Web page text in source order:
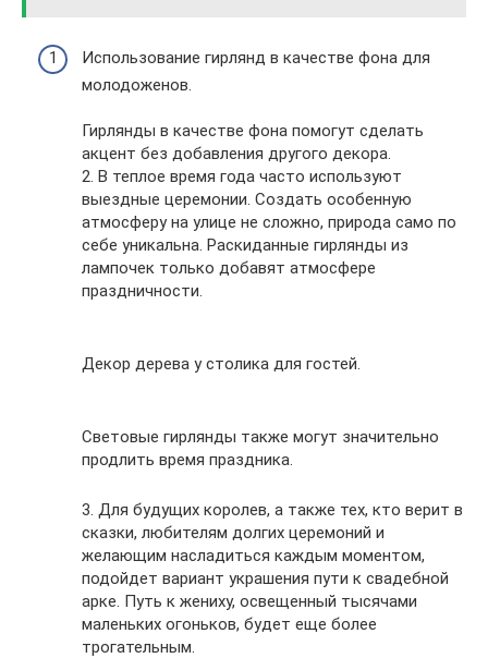
Использование гирлянд в качестве фона для
молодоженов.
Гирлянды в качестве фона помогут сделать
акцент без добавления другого декора.
2. В теплое время года часто используют
выездные церемонии. Создать особенную
атмосферу на улице не сложно, природа само по
себе уникальна. Раскиданные гирлянды из
лампочек только добавят атмосфере
праздничности.
Декор дерева у столика для гостей.
Световые гирлянды также могут значительно
продлить время праздника.
3. Для будущих королев, а также тех, кто верит в
сказки, любителям долгих церемоний и
желающим насладиться каждым моментом,
подойдет вариант украшения пути к свадебной
арке. Путь к жениху, освещенный тысячами
маленьких огоньков, будет еще более
трогательным.